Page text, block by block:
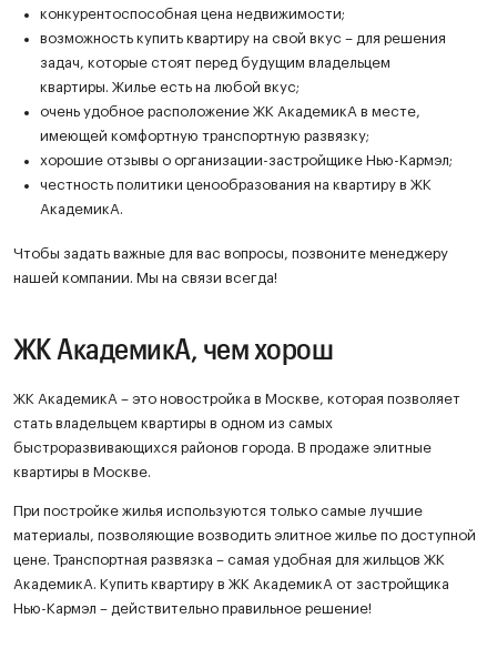
конкурентоспособная цена недвижимости;
возможность купить квартиру на свой вкус – для решения
задач, которые стоят перед будущим владельцем
квартиры. Жилье есть на любой вкус;
очень удобное расположение ЖК АкадемикА в месте,
имеющей комфортную транспортную развязку;
хорошие отзывы о организации-застройщике Нью-Кармэл;
честность политики ценообразования на квартиру в ЖК
АкадемикА.
Чтобы задать важные для вас вопросы, позвоните менеджеру
нашей компании. Мы на связи всегда!
ЖК АкадемикА, чем хорош
ЖК АкадемикА – это новостройка в Москве, которая позволяет
стать владельцем квартиры в одном из самых
быстроразвивающихся районов города. В продаже элитные
квартиры в Москве.
При постройке жилья используются только самые лучшие
материалы, позволяющие возводить элитное жилье по доступной
цене. Транспортная развязка – самая удобная для жильцов ЖК
АкадемикА. Купить квартиру в ЖК АкадемикА от застройщика
Нью-Кармэл – действительно правильное решение!